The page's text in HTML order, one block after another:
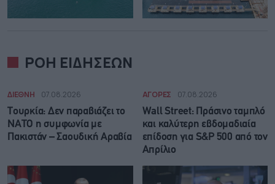
ΡΟΗ ΕΙΔΗΣΕΩΝ
ΔΙΕΘΝΗ 07.08.2026
Τουρκία: Δεν παραβιάζει το
ΝΑΤΟ η συμφωνία με
Πακιστάν – Σαουδική Αραβία
ΑΓΟΡΕΣ 07.08.2026
Wall Street: Πράσινο ταμπλό
και καλύτερη εβδομαδιαία
επίδοση για S&P 500 από τον
Απρίλιο